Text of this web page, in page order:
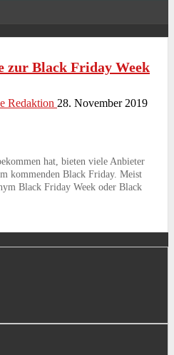
zur Black Friday Week
Redaktion 28. November 2019
hat, bieten viele Anbieter
kommenden Black Friday. Meist
Black Friday Week oder Black